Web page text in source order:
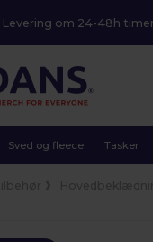
Levering om 24-48h timer
Sved og fleece Tasker